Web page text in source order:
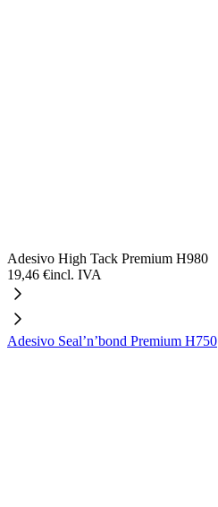
Adesivo High Tack Premium H980
19,46 €incl. IVA
Adesivo Seal’n’bond Premium H750